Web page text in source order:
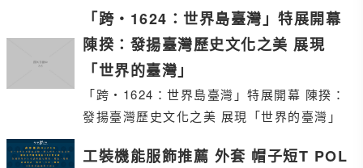
「跨‧1624：世界島臺灣」特展開幕
陳揆：發揚臺灣歷史文化之美 展現
「世界的臺灣」
「跨‧1624：世界島臺灣」特展開幕 陳揆：
發揚臺灣歷史文化之美 展現「世界的臺灣」
工裝機能服飾推薦 外套 帽子短T POL